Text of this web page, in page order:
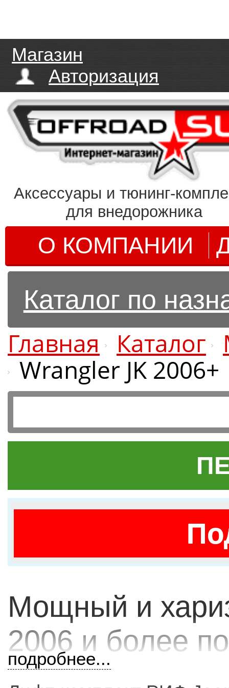
Магазин
Авторизация
Аксессуары и тюнинг-
для внедорожника
О КОМПАНИИ
Каталог по
Главная Каталог
Wrangler JK 2006+
Мощный и
2006 и более
заслуженно
подробнее...